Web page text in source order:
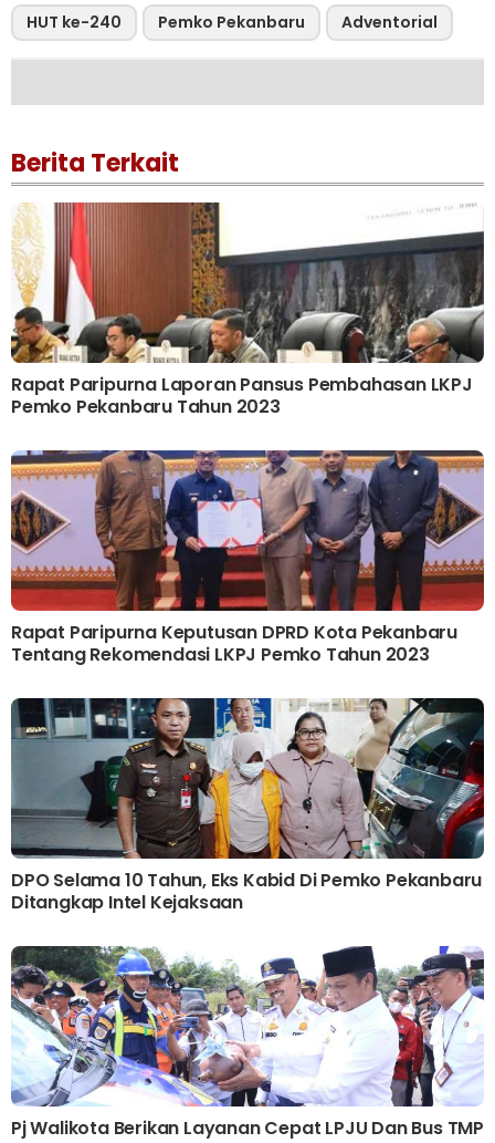
HUT ke-240 Pemko Pekanbaru Adventorial
Berita Terkait
Rapat Paripurna Laporan Pansus Pembahasan LKPJ
Pemko Pekanbaru Tahun 2023
Rapat Paripurna Keputusan DPRD Kota Pekanbaru
Tentang Rekomendasi LKPJ Pemko Tahun 2023
DPO Selama 10 Tahun, Eks Kabid Di Pemko Pekanbaru
Ditangkap Intel Kejaksaan
Pj Walikota Berikan Layanan Cepat LPJU Dan Bus TMP